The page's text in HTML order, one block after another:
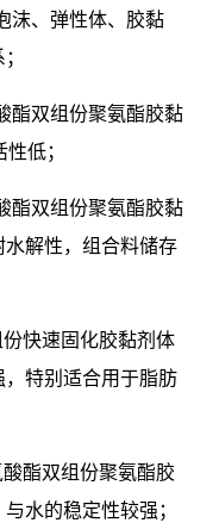
沫、弹性体、胶黏
酯双组份聚氨酯胶黏
低；
酯双组份聚氨酯胶黏
解性，组合料储存
快速固化胶黏剂体
特别适合用于脂肪
酯双组份聚氨酯胶
水的稳定性较强；